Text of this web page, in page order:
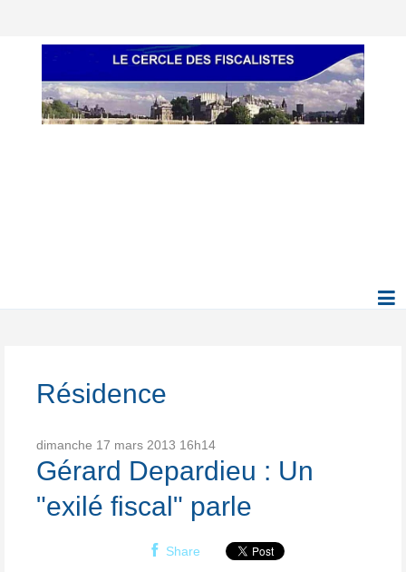
Résidence
dimanche 17 mars 2013 16h14
Gérard Depardieu : Un
"exilé fiscal" parle
Share